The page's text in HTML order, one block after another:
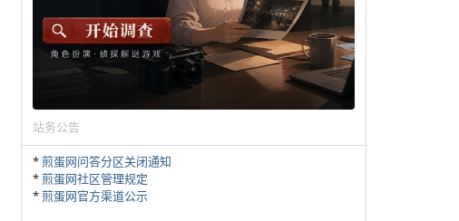
站务公告
*煎蛋网问答分区关闭通知
*煎蛋网社区管理规定
*煎蛋网官方渠道公示